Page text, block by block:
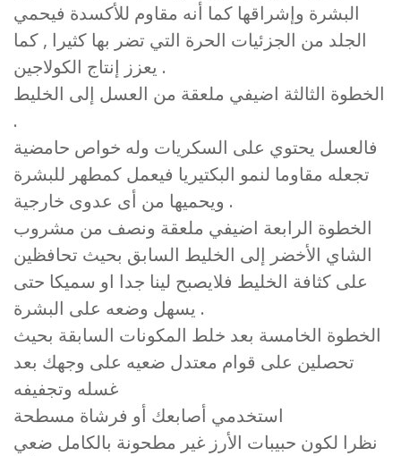
البشرة وإشراقها كما أنه مقاوم للأكسدة فيحمي
الجلد من الجزئيات الحرة التي تضر بها كثيرا , كما
يعزز إنتاج الكولاجين .
الخطوة الثالثة اضيفي ملعقة من العسل إلى الخليط
.
فالعسل يحتوي على السكريات وله خواص حامضية
تجعله مقاوما لنمو البكتيريا فيعمل كمطهر للبشرة
ويحميها من أى عدوى خارجية .
الخطوة الرابعة اضيفي ملعقة ونصف من مشروب
الشاي الأخضر إلى الخليط السابق بحيث تحافظين
على كثافة الخليط فلايصبح لينا جدا او سميكا حتى
يسهل وضعه على البشرة .
الخطوة الخامسة بعد خلط المكونات السابقة بحيث
تحصلين على قوام معتدل ضعيه على وجهك بعد
غسله وتجفيفه
استخدمي أصابعك أو فرشاة مسطحة
نظرا لكون حبيبات الأرز غير مطحونة بالكامل ضعي